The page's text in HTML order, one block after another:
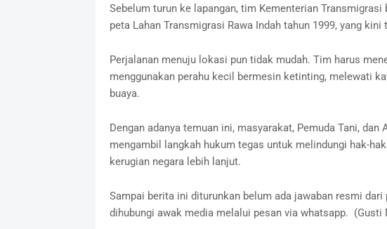
Sebelum turun ke lapangan, tim Kementerian
peta Lahan Transmigrasi Rawa Indah tahun 1999, yang
Perjalanan menuju lokasi pun tidak mudah. Tim harus
menggunakan perahu kecil bermesin ketinting, melewati
buaya.
Dengan adanya temuan ini, masyarakat, Pemuda Tani,
mengambil langkah hukum tegas untuk melindungi hak-
kerugian negara lebih lanjut.
Sampai berita ini diturunkan belum ada jawaban resmi
dihubungi awak media melalui pesan via whatsapp. (Gusti